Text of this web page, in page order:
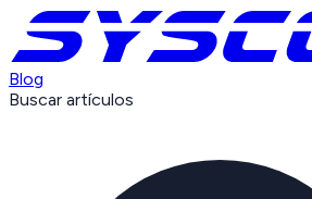
Blog
Buscar artículos